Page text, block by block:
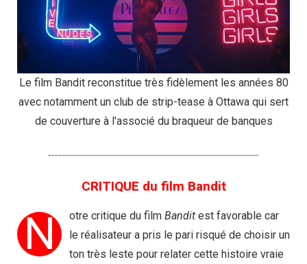
Le film Bandit reconstitue très fidèlement les années 80
avec notamment un club de strip-tease à Ottawa qui sert
de couverture à l'associé du braqueur de banques
CRITIQUE du film Bandit
N otre critique du film Bandit est favorable car
le réalisateur a pris le pari risqué de choisir un
ton très leste pour relater cette histoire vraie